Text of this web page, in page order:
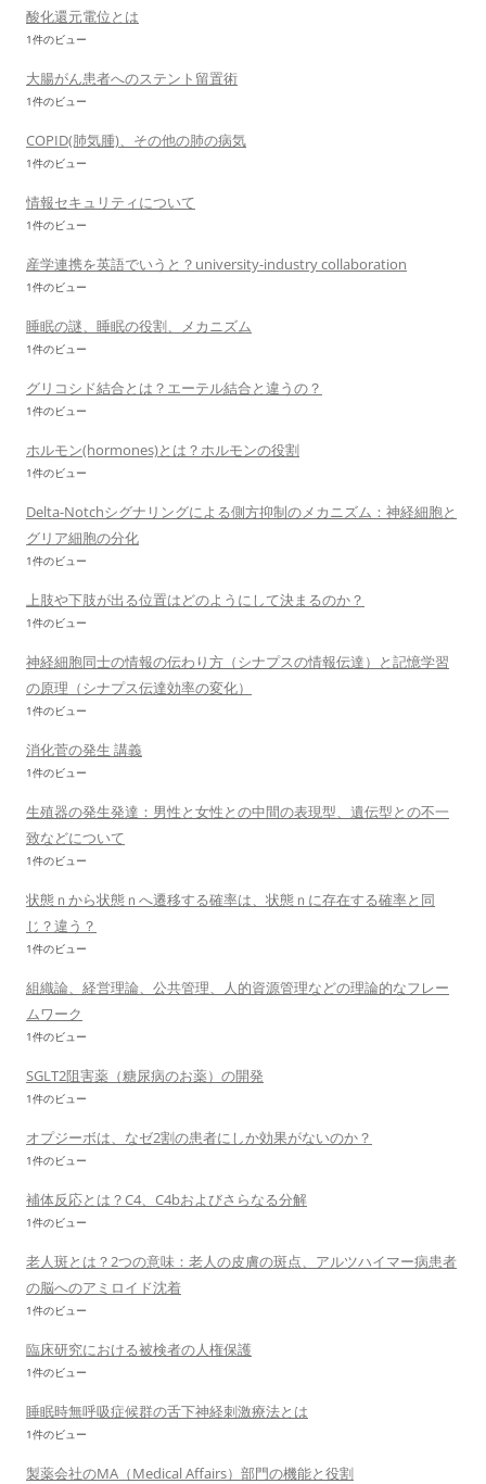
酸化還元電位とは
1件のビュー
大腸がん患者へのステント留置術
1件のビュー
COPID(肺気腫)、その他の肺の病気
1件のビュー
情報セキュリティについて
1件のビュー
産学連携を英語でいうと？university-industry collaboration
1件のビュー
睡眠の謎、睡眠の役割、メカニズム
1件のビュー
グリコシド結合とは？エーテル結合と違うの？
1件のビュー
ホルモン(hormones)とは？ホルモンの役割
1件のビュー
Delta-Notchシグナリングによる側方抑制のメカニズム：神経細胞と
グリア細胞の分化
1件のビュー
上肢や下肢が出る位置はどのようにして決まるのか？
1件のビュー
神経細胞同士の情報の伝わり方（シナプスの情報伝達）と記憶学習
の原理（シナプス伝達効率の変化）
1件のビュー
消化菅の発生 講義
1件のビュー
生殖器の発生発達：男性と女性との中間の表現型、遺伝型との不一
致などについて
1件のビュー
状態ｎから状態ｎへ遷移する確率は、状態ｎに存在する確率と同
じ？違う？
1件のビュー
組織論、経営理論、公共管理、人的資源管理などの理論的なフレー
ムワーク
1件のビュー
SGLT2阻害薬（糖尿病のお薬）の開発
1件のビュー
オプジーボは、なゼ2割の患者にしか効果がないのか？
1件のビュー
補体反応とは？C4、C4bおよびさらなる分解
1件のビュー
老人斑とは？2つの意味：老人の皮膚の斑点、アルツハイマー病患者
の脳へのアミロイド沈着
1件のビュー
臨床研究における被検者の人権保護
1件のビュー
睡眠時無呼吸症候群の舌下神経刺激療法とは
1件のビュー
製薬会社のMA（Medical Affairs）部門の機能と役割